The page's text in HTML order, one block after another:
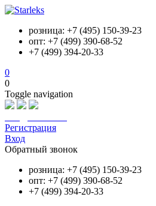
розница: +7 (495) 150-39-23
опт: +7 (499) 390-68-52
+7 (499) 394-20-33
0
0
Toggle navigation
Регистрация
Вход
Обратный звонок
розница: +7 (495) 150-39-23
опт: +7 (499) 390-68-52
+7 (499) 394-20-33